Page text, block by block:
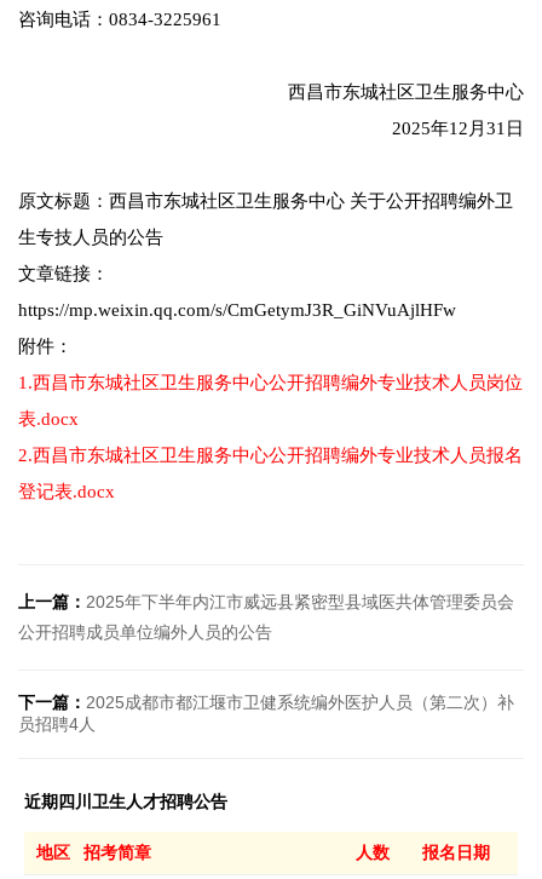
咨询电话：0834-3225961
西昌市东城社区卫生服务中心
2025年12月31日
原文标题：西昌市东城社区卫生服务中心 关于公开招聘编外卫
生专技人员的公告
文章链接：
https://mp.weixin.qq.com/s/CmGetymJ3R_GiNVuAjlHFw
附件：
1.西昌市东城社区卫生服务中心公开招聘编外专业技术人员岗位
表.docx
2.西昌市东城社区卫生服务中心公开招聘编外专业技术人员报名
登记表.docx
上一篇： 2025年下半年内江市威远县紧密型县域医共体管理委员会
公开招聘成员单位编外人员的公告
下一篇： 2025成都市都江堰市卫健系统编外医护人员（第二次）补
员招聘4人
近期四川卫生人才招聘公告
地区 招考简章 人数 报名日期